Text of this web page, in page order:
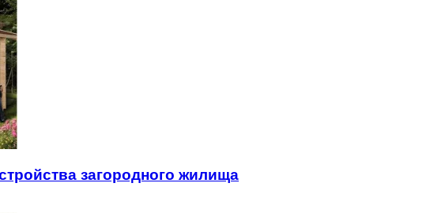
загородного жилища